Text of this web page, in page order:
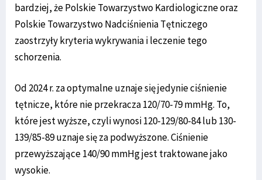
bardziej, że Polskie Towarzystwo Kardiologiczne oraz
Polskie Towarzystwo Nadciśnienia Tętniczego
zaostrzyły kryteria wykrywania i leczenie tego
schorzenia.
Od 2024 r. za optymalne uznaje się jedynie ciśnienie
tętnicze, które nie przekracza 120/70-79 mmHg. To,
które jest wyższe, czyli wynosi 120-129/80-84 lub 130-
139/85-89 uznaje się za podwyższone. Ciśnienie
przewyższające 140/90 mmHg jest traktowane jako
wysokie.